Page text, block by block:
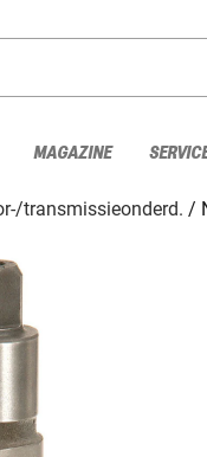
MAGAZINE
transmissieonderd.